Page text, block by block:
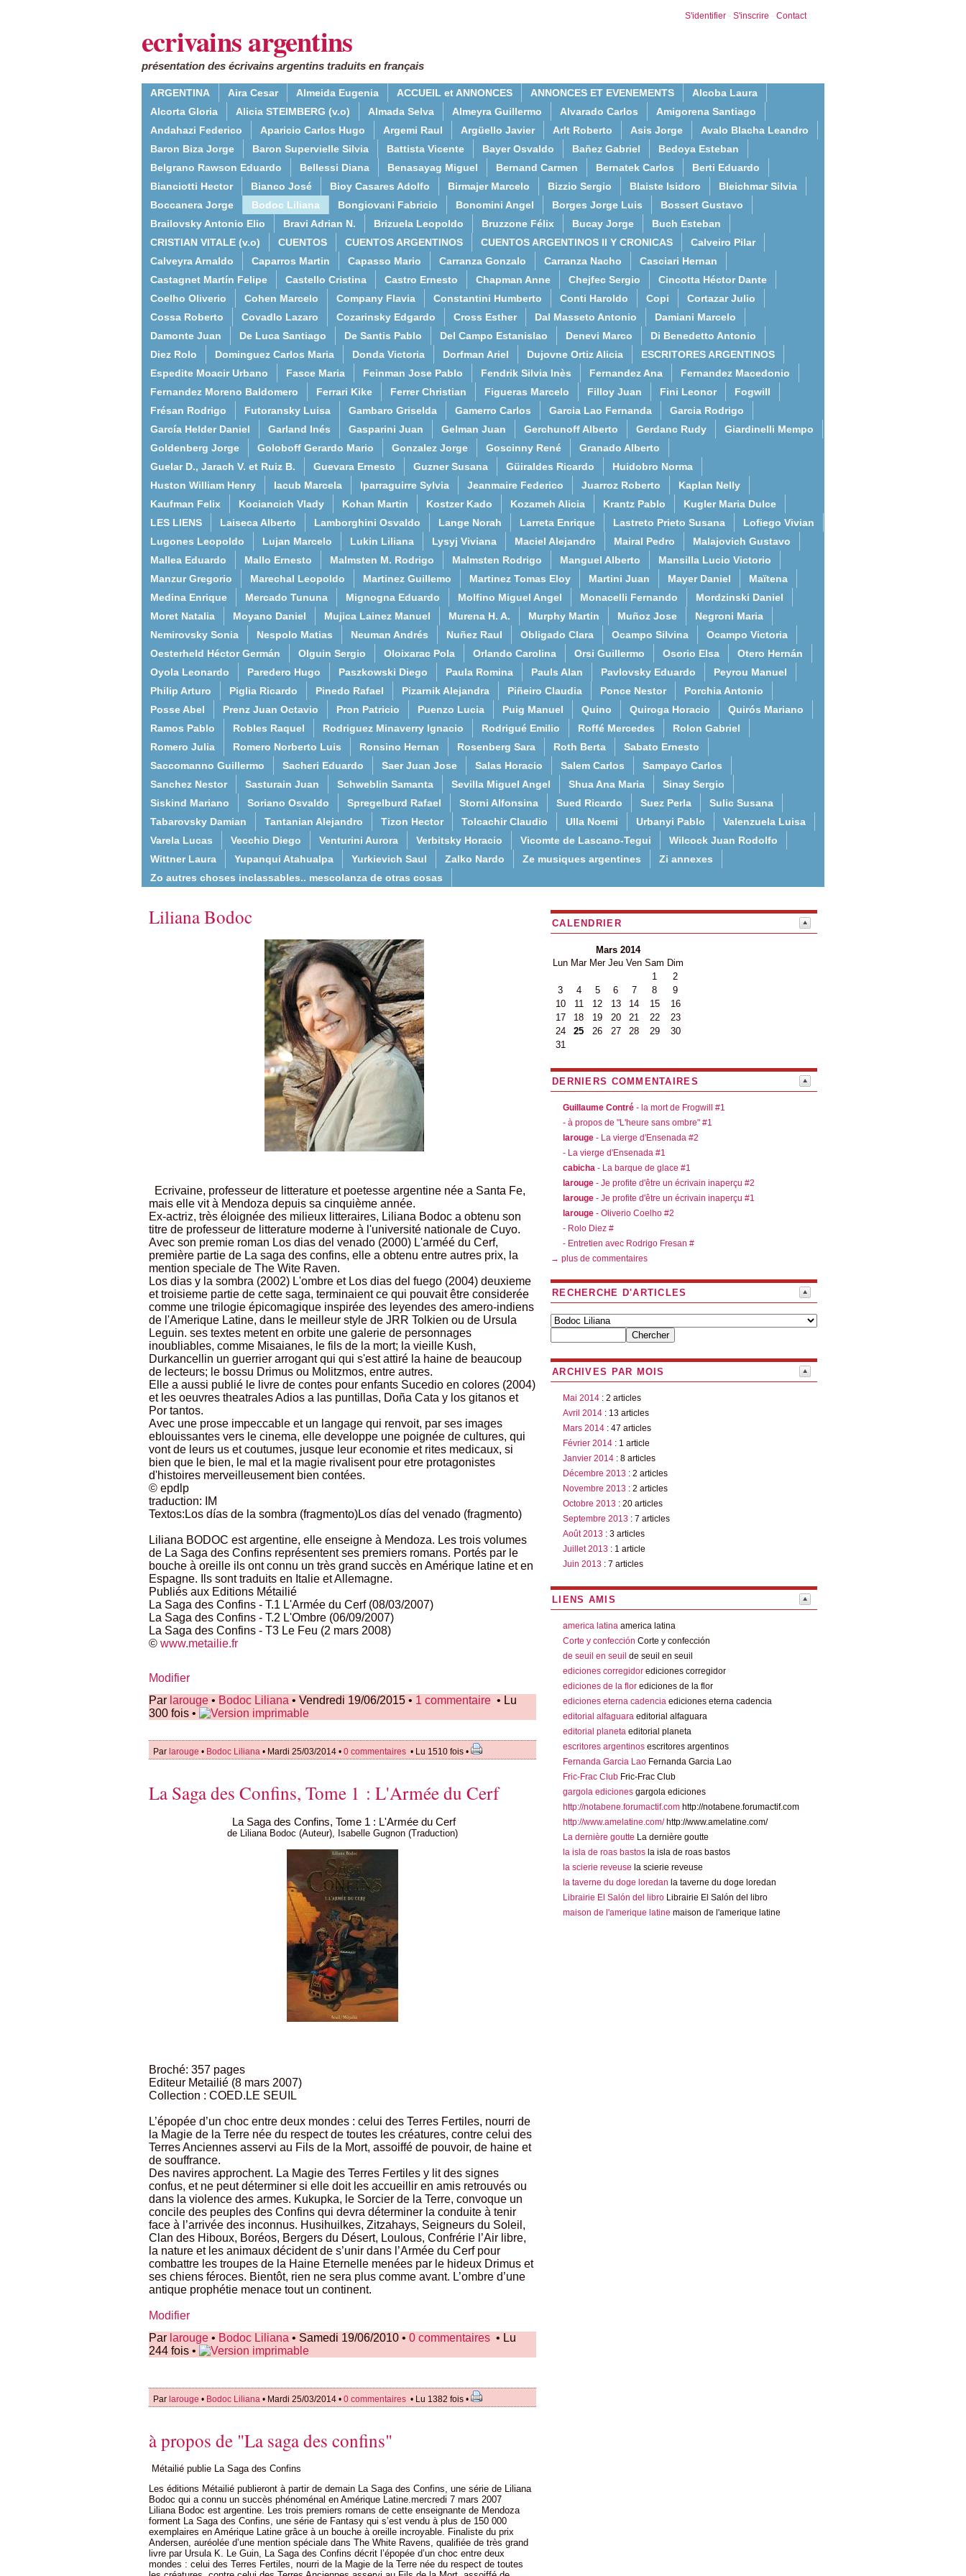
S'identifier - S'inscrire - Contact
ecrivains argentins
présentation des écrivains argentins traduits en français
ARGENTINA Aira Cesar Almeida Eugenia ACCUEIL et ANNONCES ANNONCES ET EVENEMENTS
Alcoba Laura
Alcorta Gloria
Alicia STEIMBERG (v.o) Almada Selva Almeyra Guillermo Alvarado Carlos
Amigorena Santiago
Andahazi Federico
Aparicio Carlos Hugo Argemi Raul Argüello Javier Arlt Roberto Asis Jorge
Avalo Blacha Leandro
Baron Biza Jorge
Baron Supervielle Silvia Battista Vicente Bayer Osvaldo Bañez Gabriel
Bedoya Esteban
Belgrano Rawson Eduardo
Bellessi Diana Benasayag Miguel Bernand Carmen Bernatek Carlos
Berti Eduardo
Bianciotti Hector
Bianco José Bioy Casares Adolfo Birmajer Marcelo Bizzio Sergio Blaiste Isidoro
Bleichmar Silvia
Boccanera Jorge
Bodoc Liliana Bongiovani Fabricio Bonomini Angel Borges Jorge Luis
Bossert Gustavo
Brailovsky Antonio Elio
Bravi Adrian N. Brizuela Leopoldo Bruzzone Félix Bucay Jorge
Buch Esteban
CRISTIAN VITALE (v.o)
CUENTOS CUENTOS ARGENTINOS CUENTOS ARGENTINOS II Y CRONICAS
Calveiro Pilar
Calveyra Arnaldo
Caparros Martin Capasso Mario Carranza Gonzalo Carranza Nacho
Casciari Hernan
Castagnet Martín Felipe
Castello Cristina Castro Ernesto Chapman Anne Chejfec Sergio
Cincotta Héctor Dante
Coelho Oliverio
Cohen Marcelo Company Flavia Constantini Humberto Conti Haroldo Copi
Cortazar Julio
Cossa Roberto
Covadlo Lazaro Cozarinsky Edgardo Cross Esther Dal Masseto Antonio
Damiani Marcelo
Damonte Juan
De Luca Santiago De Santis Pablo Del Campo Estanislao Denevi Marco
Di Benedetto Antonio
Diez Rolo
Dominguez Carlos Maria Donda Victoria Dorfman Ariel Dujovne Ortiz Alicia
ESCRITORES ARGENTINOS
Espedite Moacir Urbano
Fasce Maria Feinman Jose Pablo Fendrik Silvia Inès Fernandez Ana
Fernandez Macedonio
Fernandez Moreno Baldomero
Ferrari Kike Ferrer Christian Figueras Marcelo Filloy Juan Fini Leonor
Fogwill
Frésan Rodrigo
Futoransky Luisa Gambaro Griselda Gamerro Carlos Garcia Lao Fernanda
Garcia Rodrigo
García Helder Daniel
Garland Inés Gasparini Juan Gelman Juan Gerchunoff Alberto Gerdanc Rudy
Giardinelli Mempo
Goldenberg Jorge
Goloboff Gerardo Mario Gonzalez Jorge Goscinny René
Granado Alberto
Guelar D., Jarach V. et Ruiz B.
Guevara Ernesto Guzner Susana Güiraldes Ricardo
Huidobro Norma
Huston William Henry
Iacub Marcela Iparraguirre Sylvia Jeanmaire Federico Juarroz Roberto
Kaplan Nelly
Kaufman Felix
Kociancich Vlady Kohan Martin Kostzer Kado Kozameh Alicia Krantz Pablo
Kugler Maria Dulce
LES LIENS
Laiseca Alberto Lamborghini Osvaldo Lange Norah Larreta Enrique Lastreto Prieto Susana
Lofiego Vivian
Lugones Leopoldo
Lujan Marcelo Lukin Liliana Lysyj Viviana Maciel Alejandro Mairal Pedro
Malajovich Gustavo
Mallea Eduardo
Mallo Ernesto Malmsten M. Rodrigo Malmsten Rodrigo Manguel Alberto
Mansilla Lucio Victorio
Manzur Gregorio
Marechal Leopoldo Martinez Guillemo Martinez Tomas Eloy Martini Juan Mayer Daniel
Maïtena
Medina Enrique
Mercado Tununa Mignogna Eduardo Molfino Miguel Angel Monacelli Fernando
Mordzinski Daniel
Moret Natalia
Moyano Daniel Mujica Lainez Manuel Murena H. A. Murphy Martin Muñoz Jose
Negroni Maria
Nemirovsky Sonia
Nespolo Matias Neuman Andrés Nuñez Raul Obligado Clara Ocampo Silvina
Ocampo Victoria
Oesterheld Héctor Germán
Olguin Sergio Oloixarac Pola Orlando Carolina Orsi Guillermo Osorio Elsa
Otero Hernán
Oyola Leonardo
Paredero Hugo Paszkowski Diego Paula Romina Pauls Alan Pavlovsky Eduardo
Peyrou Manuel
Philip Arturo
Piglia Ricardo Pinedo Rafael Pizarnik Alejandra Piñeiro Claudia Ponce Nestor
Porchia Antonio
Posse Abel
Prenz Juan Octavio Pron Patricio Puenzo Lucia Puig Manuel Quino Quiroga Horacio
Quirós Mariano
Ramos Pablo
Robles Raquel Rodriguez Minaverry Ignacio Rodrigué Emilio Roffé Mercedes
Rolon Gabriel
Romero Julia
Romero Norberto Luis Ronsino Hernan Rosenberg Sara Roth Berta
Sabato Ernesto
Saccomanno Guillermo
Sacheri Eduardo Saer Juan Jose Salas Horacio Salem Carlos
Sampayo Carlos
Sanchez Nestor
Sasturain Juan Schweblin Samanta Sevilla Miguel Angel Shua Ana Maria
Sinay Sergio
Siskind Mariano
Soriano Osvaldo Spregelburd Rafael Storni Alfonsina Sued Ricardo Suez Perla
Sulic Susana
Tabarovsky Damian
Tantanian Alejandro Tizon Hector Tolcachir Claudio Ulla Noemi Urbanyi Pablo
Valenzuela Luisa
Varela Lucas
Vecchio Diego Venturini Aurora Verbitsky Horacio Vicomte de Lascano-Tegui
Wilcock Juan Rodolfo
Wittner Laura
Yupanqui Atahualpa Yurkievich Saul Zalko Nardo Ze musiques argentines
Zi annexes
Zo autres choses inclassables.. mescolanza de otras cosas
Liliana Bodoc
Ecrivaine, professeur de litterature et poetesse argentine née a Santa Fe,
mais elle vit à Mendoza depuis sa cinquième année.
Ex-actriz, très éloignée des milieux litteraires, Liliana Bodoc a obtenu son
titre de professeur de litterature moderne à l'université nationale de Cuyo.
Avec son premie roman Los dias del venado (2000) L'arméé du Cerf,
première partie de La saga des confins, elle a obtenu entre autres prix, la
mention speciale de The Wite Raven.
Los dias y la sombra (2002) L'ombre et Los dias del fuego (2004) deuxieme
et troisieme partie de cette saga, terminaient ce qui pouvait être considerée
comme une trilogie épicomagique inspirée des leyendes des amero-indiens
de l'Amerique Latine, dans le meilleur style de JRR Tolkien ou de Ursula
Leguin. ses textes metent en orbite une galerie de personnages
inoubliables, comme Misaianes, le fils de la mort; la vieille Kush,
Durkancellin un guerrier arrogant qui qui s'est attiré la haine de beaucoup
de lecteurs; le bossu Drimus ou Molitzmos, entre autres.
Elle a aussi publié le livre de contes pour enfants Sucedio en colores (2004)
et les oeuvres theatrales Adios a las puntillas, Doña Cata y los gitanos et
Por tantos.
Avec une prose impeccable et un langage qui renvoit, par ses images
eblouissantes vers le cinema, elle developpe une poignée de cultures, qui
vont de leurs us et coutumes, jusque leur economie et rites medicaux, si
bien que le bien, le mal et la magie rivalisent pour etre protagonistes
d'histoires merveilleusement bien contées.
© epdlp
traduction: IM
Textos:Los días de la sombra (fragmento)Los días del venado (fragmento)
Liliana BODOC est argentine, elle enseigne à Mendoza. Les trois volumes
de La Saga des Confins représentent ses premiers romans. Portés par le
bouche à oreille ils ont connu un très grand succès en Amérique latine et en
Espagne. Ils sont traduits en Italie et Allemagne.
Publiés aux Editions Métailié
La Saga des Confins - T.1 L'Armée du Cerf (08/03/2007)
La Saga des Confins - T.2 L'Ombre (06/09/2007)
La Saga des Confins - T3 Le Feu (2 mars 2008)
© www.metailie.fr
Modifier
Par larouge • Bodoc Liliana • Vendredi 19/06/2015 • 1 commentaire • Lu
300 fois •
Par larouge • Bodoc Liliana • Mardi 25/03/2014 • 0 commentaires • Lu 1510 fois •
La Saga des Confins, Tome 1 : L'Armée du Cerf
La Saga des Confins, Tome 1 : L'Armée du Cerf
de Liliana Bodoc (Auteur), Isabelle Gugnon (Traduction)
Broché: 357 pages
Editeur Metailié (8 mars 2007)
Collection : COED.LE SEUIL
L’épopée d’un choc entre deux mondes : celui des Terres Fertiles, nourri de
la Magie de la Terre née du respect de toutes les créatures, contre celui des
Terres Anciennes asservi au Fils de la Mort, assoiffé de pouvoir, de haine et
de souffrance.
Des navires approchent. La Magie des Terres Fertiles y lit des signes
confus, et ne peut déterminer si elle doit les accueillir en amis retrouvés ou
dans la violence des armes. Kukupka, le Sorcier de la Terre, convoque un
concile des peuples des Confins qui devra déterminer la conduite à tenir
face à l’arrivée des inconnus. Husihuilkes, Zitzahays, Seigneurs du Soleil,
Clan des Hiboux, Boréos, Bergers du Désert, Loulous, Confrérie l’Air libre,
la nature et les animaux décident de s’unir dans l’Armée du Cerf pour
combattre les troupes de la Haine Eternelle menées par le hideux Drimus et
ses chiens féroces. Bientôt, rien ne sera plus comme avant. L’ombre d’une
antique prophétie menace tout un continent.
Modifier
Par larouge • Bodoc Liliana • Samedi 19/06/2010 • 0 commentaires • Lu
244 fois •
Par larouge • Bodoc Liliana • Mardi 25/03/2014 • 0 commentaires • Lu 1382 fois •
à propos de "La saga des confins"
Métailié publie La Saga des Confins
Les éditions Métailié publieront à partir de demain La Saga des Confins, une série de Liliana
Bodoc qui a connu un succès phénoménal en Amérique Latine.mercredi 7 mars 2007
Liliana Bodoc est argentine. Les trois premiers romans de cette enseignante de Mendoza
forment La Saga des Confins, une série de Fantasy qui s’est vendu à plus de 150 000
exemplaires en Amérique Latine grâce à un bouche à oreille incroyable. Finaliste du prix
Andersen, auréolée d’une mention spéciale dans The White Ravens, qualifiée de très grand
livre par Ursula K. Le Guin, La Saga des Confins décrit l’épopée d’un choc entre deux
mondes : celui des Terres Fertiles, nourri de la Magie de la Terre née du respect de toutes
CALENDRIER
Mars 2014
Lun Mar Mer Jeu Ven Sam Dim
1
2
3
4 5 6 7 8
9
10
11 12 13 14 15
16
17
18 19 20 21 22
23
24
25 26 27 28 29
30
31
DERNIERS COMMENTAIRES
Guillaume Contré - la mort de Frogwill #1
- à propos de "L'heure sans ombre" #1
larouge - La vierge d'Ensenada #2
- La vierge d'Ensenada #1
cabicha - La barque de glace #1
larouge - Je profite d'être un écrivain inaperçu #2
larouge - Je profite d'être un écrivain inaperçu #1
larouge - Oliverio Coelho #2
- Rolo Diez #
- Entretien avec Rodrigo Fresan #
→ plus de commentaires
RECHERCHE D'ARTICLES
ARCHIVES PAR MOIS
Mai 2014 : 2 articles
Avril 2014 : 13 articles
Mars 2014 : 47 articles
Février 2014 : 1 article
Janvier 2014 : 8 articles
Décembre 2013 : 2 articles
Novembre 2013 : 2 articles
Octobre 2013 : 20 articles
Septembre 2013 : 7 articles
Août 2013 : 3 articles
Juillet 2013 : 1 article
Juin 2013 : 7 articles
LIENS AMIS
america latina america latina
Corte y confección Corte y confección
de seuil en seuil de seuil en seuil
ediciones corregidor ediciones corregidor
ediciones de la flor ediciones de la flor
ediciones eterna cadencia ediciones eterna cadencia
editorial alfaguara editorial alfaguara
editorial planeta editorial planeta
escritores argentinos escritores argentinos
Fernanda Garcia Lao Fernanda Garcia Lao
Fric-Frac Club Fric-Frac Club
gargola ediciones gargola ediciones
http://notabene.forumactif.com http://notabene.forumactif.com
http://www.amelatine.com/http://www.amelatine.com/
La dernière goutte La dernière goutte
la isla de roas bastos la isla de roas bastos
la scierie reveuse la scierie reveuse
la taverne du doge loredan la taverne du doge loredan
Librairie El Salón del libro Librairie El Salón del libro
maison de l'amerique latine maison de l'amerique latine